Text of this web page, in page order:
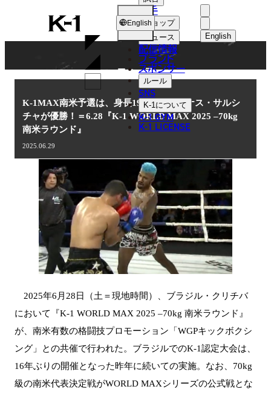
K-
1
English
中文（简体
選手
ショップ
ニュース
配信情報
ブランド
スポンサー
ルール
SNS
K-1について
K-1 GYM
K-1 LICENSE
English
NEWS
ニュース
K-1MAX南米予選は、身長191cmのジョナス・サルシ
チャが優勝！＝6.28『K-1 WORLD MAX 2025 –70kg
南米ラウンド』
2025.06.29
2025年6月28日（土＝現地時間）、ブラジル・クリチバ
において『K-1 WORLD MAX 2025 –70kg 南米ラウンド』
が、南米有数の格闘技プロモーション「WGPキックボクシ
ング」との共催で行われた。ブラジルでのK-1認定大会は、
16年ぶりの開催となった昨年に続いての実施。なお、70kg
級の南米代表決定戦がWORLD MAXシリーズの公式戦とな